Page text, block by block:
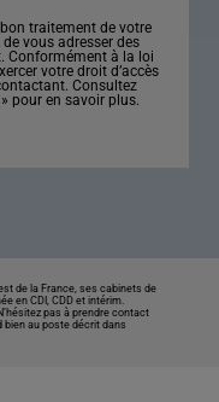
traitement de votre
vous adresser des
Conformément à la loi
votre droit d’accès
Consultez
» pour en savoir plus.
de la France, ses cabinets de
en CDI, CDD et intérim.
pas à prendre contact
bien au poste décrit dans